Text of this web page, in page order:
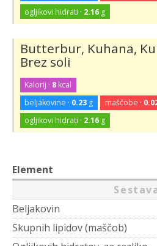
ogljikovi hidrati · 2.16 g
Butterbur, Kuhana,
Brez soli
Kalorij · 8 kcal
beljakovine · 0.23 g maščobe ·
ogljikovi hidrati · 2.16 g
Element
Beljakovin
Skupnih lipidov (maščob)